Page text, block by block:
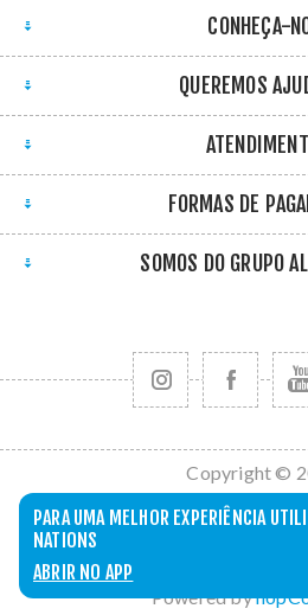
PARA UMA MELHOR EXPERIÊNCIA
NATIONS
ABRIR NO APP
CONHEÇA-
QUEREMOS
FORMAS DE
SOMOS DO GRUPO
Copyright ©
All Nations.
os direitos
Powered by